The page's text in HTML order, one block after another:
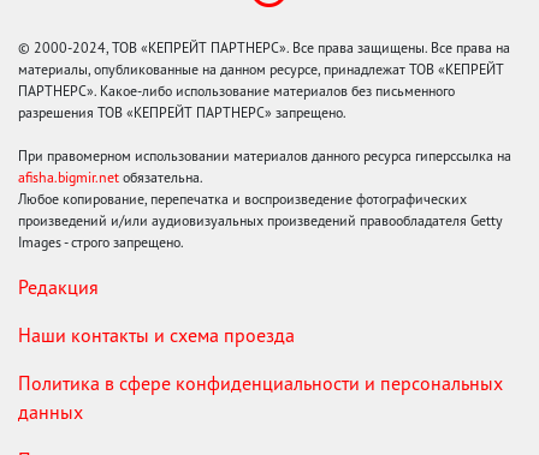
© 2000-2024, ТОВ «КЕПРЕЙТ ПАРТНЕРС». Все права защищены. Все права на
материалы, опубликованные на данном ресурсе, принадлежат ТОВ «КЕПРЕЙТ
ПАРТНЕРС». Какое-либо использование материалов без письменного
разрешения ТОВ «КЕПРЕЙТ ПАРТНЕРС» запрещено.
При правомерном использовании материалов данного ресурса гиперссылка на
afisha.bigmir.net обязательна.
Любое копирование, перепечатка и воспроизведение фотографических
произведений и/или аудиовизуальных произведений правообладателя Getty
Images - строго запрещено.
Редакция
Наши контакты и схема проезда
Политика в сфере конфиденциальности и персональных
данных